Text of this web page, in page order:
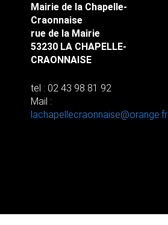
Mairie de la Chapelle-
Craonnaise
rue de la Mairie
53230 LA CHAPELLE-
CRAONNAISE
tel : 02 43 98 81 92
Mail :
lachapellecraonnaise@orange.fr